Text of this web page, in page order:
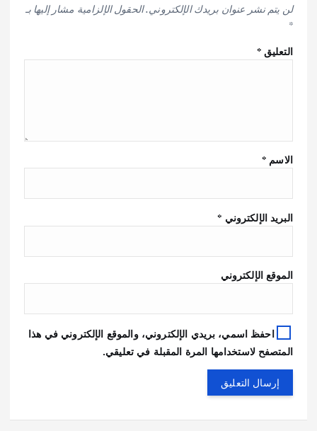
لن يتم نشر عنوان بريدك الإلكتروني.الحقول الإلزامية مشار إليها بـ
*
التعليق*
الاسم *
البريد الإلكتروني *
الموقع الإلكتروني
احفظ اسمي، بريدي الإلكتروني، والموقع الإلكتروني في هذا
المتصفح لاستخدامها المرة المقبلة في تعليقي.